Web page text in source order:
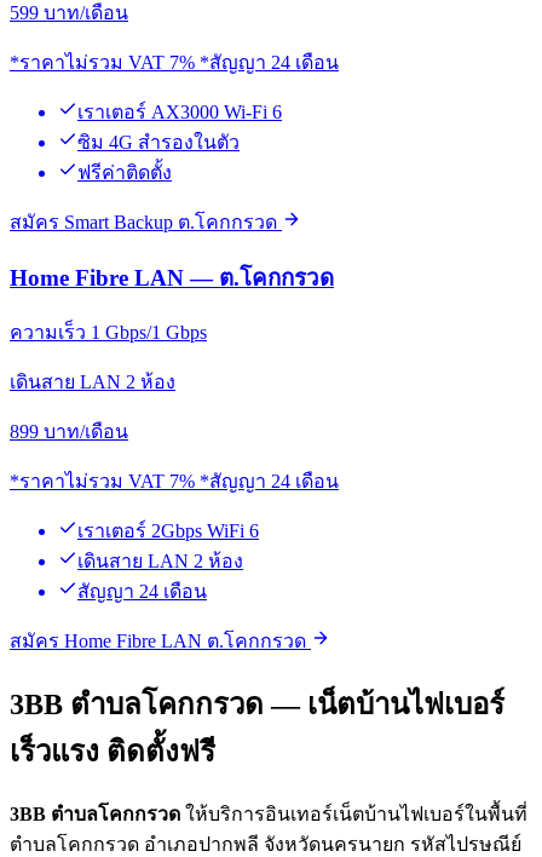
599 บาท/เดือน
*ราคาไม่รวม VAT 7% *สัญญา 24 เดือน
เราเตอร์ AX3000 Wi-Fi 6
ซิม 4G สำรองในตัว
ฟรีค่าติดตั้ง
สมัคร Smart Backup ต.โคกกรวด
Home Fibre LAN — ต.โคกกรวด
ความเร็ว 1 Gbps/1 Gbps
เดินสาย LAN 2 ห้อง
899 บาท/เดือน
*ราคาไม่รวม VAT 7% *สัญญา 24 เดือน
เราเตอร์ 2Gbps WiFi 6
เดินสาย LAN 2 ห้อง
สัญญา 24 เดือน
สมัคร Home Fibre LAN ต.โคกกรวด
3BB ตำบลโคกกรวด — เน็ตบ้านไฟเบอร์
เร็วแรง ติดตั้งฟรี
3BB ตำบลโคกกรวด ให้บริการอินเทอร์เน็ตบ้านไฟเบอร์ในพื้นที่
ตำบลโคกกรวด อำเภอปากพลี จังหวัดนครนายก รหัสไปรษณีย์